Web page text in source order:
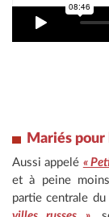
Mariés
Aussi appelé «
et à peine
partie centrale